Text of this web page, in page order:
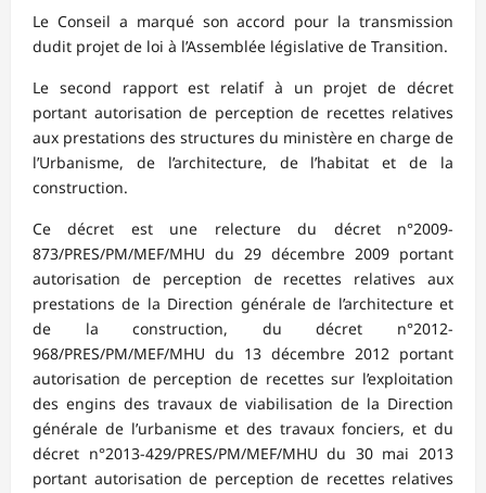
Le Conseil a marqué son accord pour la transmission
dudit projet de loi à l’Assemblée législative de Transition.
Le second rapport est relatif à un projet de décret
portant autorisation de perception de recettes relatives
aux prestations des structures du ministère en charge de
l’Urbanisme, de l’architecture, de l’habitat et de la
construction.
Ce décret est une relecture du décret n°2009-
873/PRES/PM/MEF/MHU du 29 décembre 2009 portant
autorisation de perception de recettes relatives aux
prestations de la Direction générale de l’architecture et
de la construction, du décret n°2012-
968/PRES/PM/MEF/MHU du 13 décembre 2012 portant
autorisation de perception de recettes sur l’exploitation
des engins des travaux de viabilisation de la Direction
générale de l’urbanisme et des travaux fonciers, et du
décret n°2013-429/PRES/PM/MEF/MHU du 30 mai 2013
portant autorisation de perception de recettes relatives